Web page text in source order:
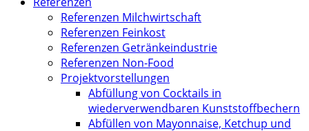
Referenzen Milchwirtschaft
Referenzen Feinkost
Referenzen Getränkeindustrie
Referenzen Non-Food
Projektvorstellungen
Abfüllung von Cocktails in
wiederverwendbaren Kunststoffbechern
Abfüllen von Mayonnaise, Ketchup und